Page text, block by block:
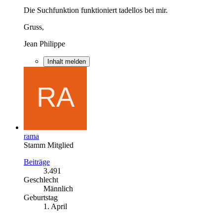
Die Suchfunktion funktioniert tadellos bei mir.
Gruss,
Jean Philippe
Inhalt melden
rama
Stamm Mitglied
Beiträge
3.491
Geschlecht
Männlich
Geburtstag
1. April